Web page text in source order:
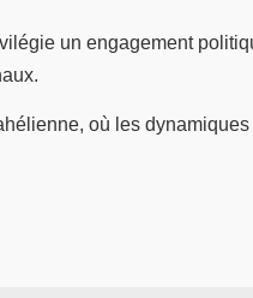
un engagement
où les